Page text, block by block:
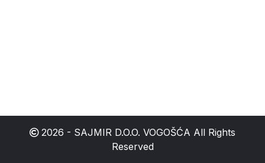
2026 - SAJMIR D.O.O. VOGOŠĆA All Rights
Reserved